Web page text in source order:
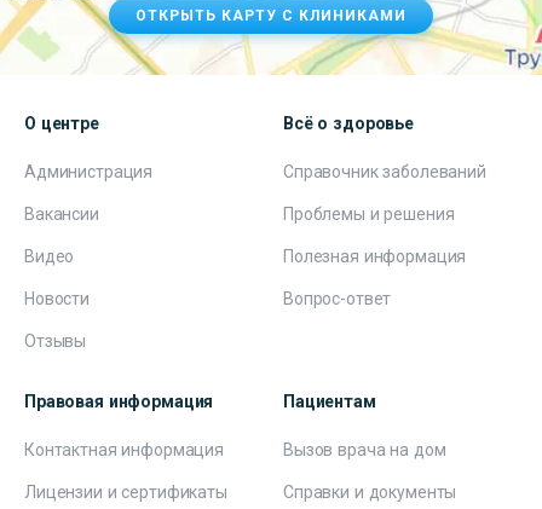
ОТКРЫТЬ КАРТУ С КЛИНИКАМИ
О центре
Администрация
Вакансии
Видео
Новости
Отзывы
Всё о здоровье
Справочник заболеваний
Проблемы и решения
Полезная информация
Вопрос-ответ
Правовая информация
Контактная информация
Лицензии и сертификаты
Пациентам
Вызов врача на дом
Справки и документы